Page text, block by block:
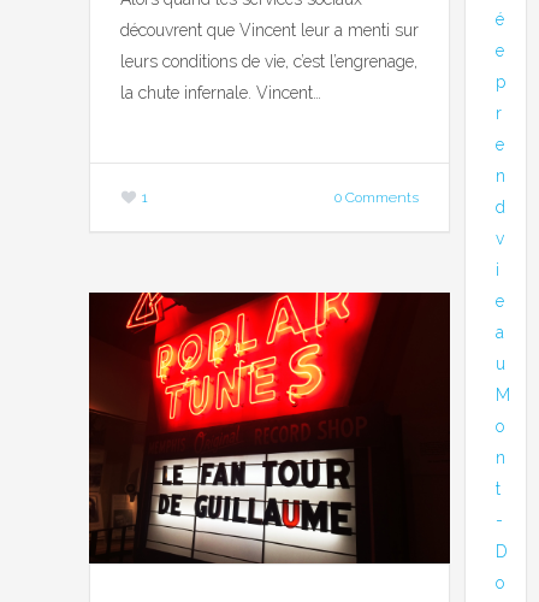
découvrent que Vincent leur a menti sur
leurs conditions de vie, c’est l’engrenage,
la chute infernale. Vincent…
1 0 Comments
é
e
p
r
e
n
d
v
i
e
a
u
M
o
n
t
-
D
o